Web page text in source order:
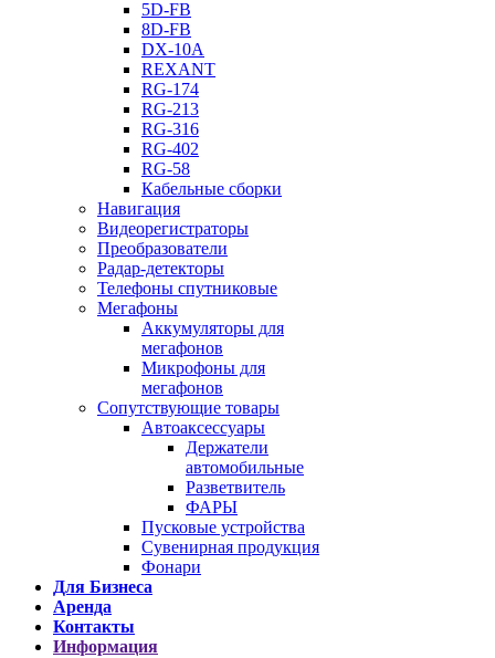
5D-FB
8D-FB
DX-10A
REXANT
RG-174
RG-213
RG-316
RG-402
RG-58
Кабельные сборки
Навигация
Видеорегистраторы
Преобразователи
Радар-детекторы
Телефоны спутниковые
Мегафоны
Аккумуляторы для
мегафонов
Микрофоны для
мегафонов
Сопутствующие товары
Автоаксессуары
Держатели
автомобильные
Разветвитель
ФАРЫ
Пусковые устройства
Сувенирная продукция
Фонари
Для Бизнеса
Аренда
Контакты
Информация